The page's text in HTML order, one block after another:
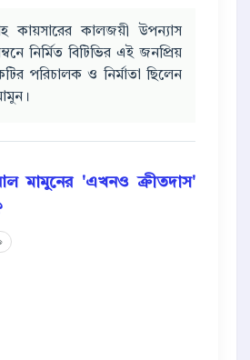
কায়সারের কালজয়ী উপন্যাস
নির্মিত বিটিভির এই জনপ্রিয়
পরিচালক ও নির্মাতা ছিলেন
মামুনের 'এখনও ক্রীতদাস'